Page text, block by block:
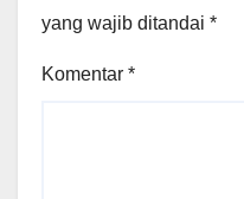
yang wajib ditandai *
Komentar *